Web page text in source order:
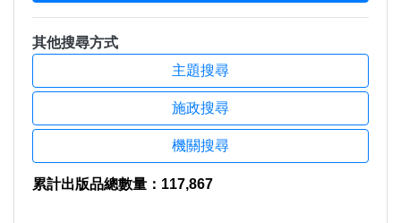
其他搜尋方式
主題搜尋
施政搜尋
機關搜尋
累計出版品總數量：117,867